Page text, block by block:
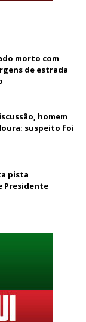
morto com
de estrada
homem
suspeito foi
pista
Presidente